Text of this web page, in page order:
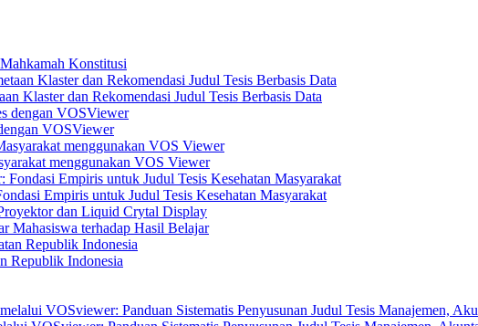
Konstitusi
Klaster dan Rekomendasi Judul Tesis Berbasis Data
VOSViewer
menggunakan VOS Viewer
Empiris untuk Judul Tesis Kesehatan Masyarakat
dan Liquid Crytal Display
Mahasiswa terhadap Hasil Belajar
Republik Indonesia